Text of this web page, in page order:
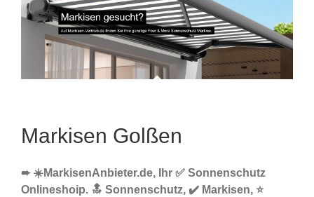
Markisen Golßen
➨ ☀️MarkisenAnbieter.de, Ihr ✅ Sonnenschutz
Onlineshoip. 🔝 Sonnenschutz, ✔️ Markisen, ⭐